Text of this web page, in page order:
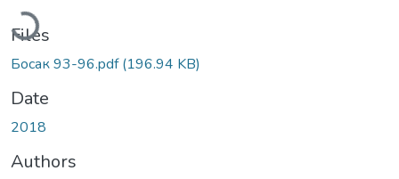
Files
Босак 93-96.pdf(196.94 KB)
Date
2018
Authors